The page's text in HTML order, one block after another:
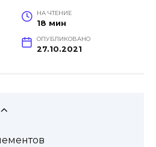
НА ЧТЕНИЕ
18 мин
ОПУБЛИКОВАНО
27.10.2021